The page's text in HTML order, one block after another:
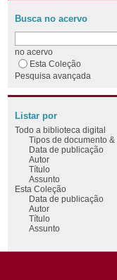
Busca no acervo
no acervo
Esta Coleção
Pesquisa avançada
Listar por
Todo a biblioteca digital
Tipos de documento
Data de publicação
Autor
Título
Assunto
Esta Coleção
Data de publicação
Autor
Título
Assunto